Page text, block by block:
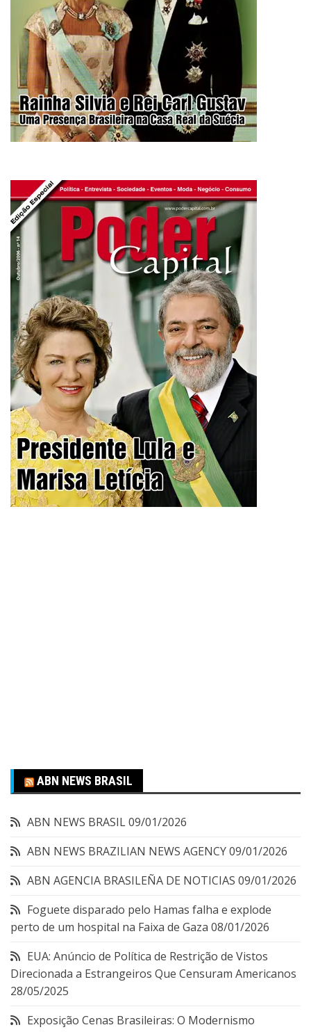
ABN NEWS BRASIL
ABN NEWS BRASIL09/01/2026
ABN NEWS BRAZILIAN NEWS AGENCY09/01/2026
ABN AGENCIA BRASILEÑA DE NOTICIAS 09/01/2026
Foguete disparado pelo Hamas falha e explode
perto de um hospital na Faixa de Gaza 08/01/2026
EUA: Anúncio de Política de Restrição de Vistos
Direcionada a Estrangeiros Que Censuram Americanos
28/05/2025
Exposição Cenas Brasileiras: O Modernismo